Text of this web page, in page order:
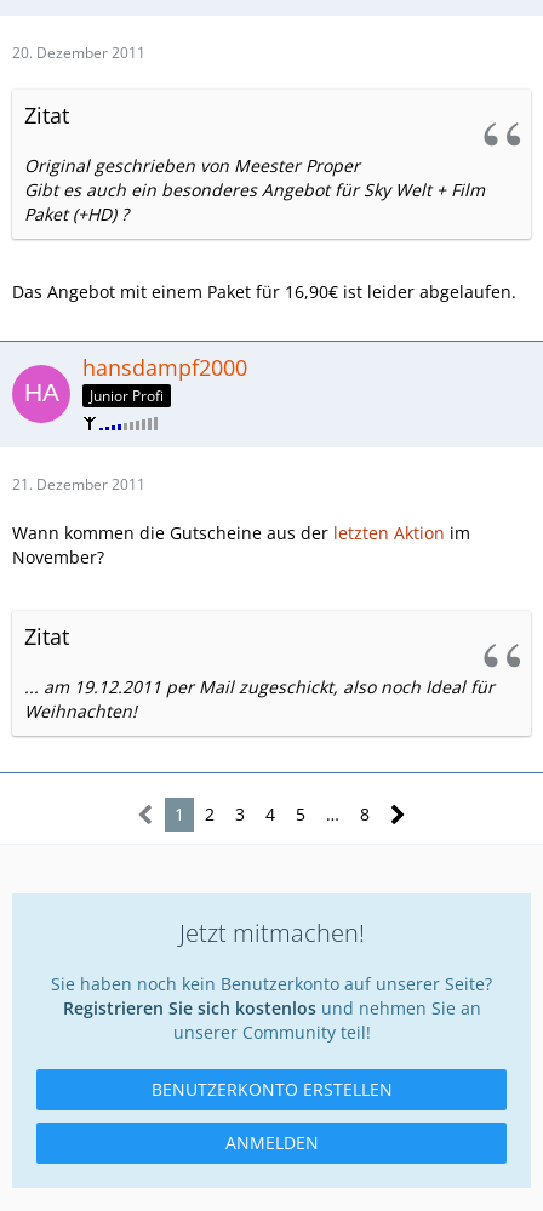
20. Dezember 2011
Zitat
Original geschrieben von Meester Proper
Gibt es auch ein besonderes Angebot für Sky Welt + Film
Paket (+HD) ?
Das Angebot mit einem Paket für 16,90€ ist leider abgelaufen.
hansdampf2000
Junior Profi
21. Dezember 2011
Wann kommen die Gutscheine aus der letzten Aktion im
November?
Zitat
... am 19.12.2011 per Mail zugeschickt, also noch Ideal für
Weihnachten!
1 2 3 4 5 … 8
Jetzt mitmachen!
Sie haben noch kein Benutzerkonto auf unserer Seite?
Registrieren Sie sich kostenlosund nehmen Sie an
unserer Community teil!
BENUTZERKONTO ERSTELLEN
ANMELDEN